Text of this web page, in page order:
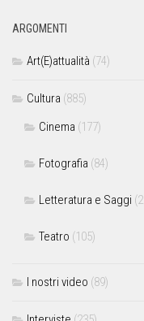
ARGOMENTI
Art(E)attualità (74)
Cultura (885)
Cinema (177)
Fotografia (84)
Letteratura e Saggi
Teatro (105)
I nostri video (89)